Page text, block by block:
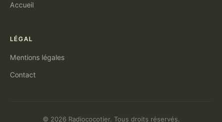
Accueil
LÉGAL
Mentions légales
Contact
© 2026 Radiococotier. Tous droits réservés.